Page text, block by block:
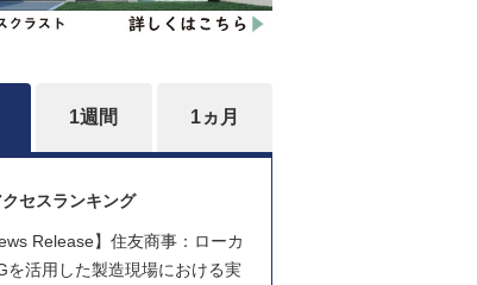
1週間 1ヵ月
セスランキング
Release】住友商事：ローカ
を活用した製造現場における実